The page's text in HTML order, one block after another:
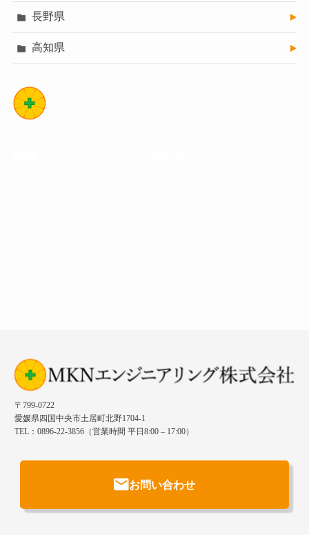
長野県
高知県
〒799-0722
愛媛県四国中央市土居町北野1704-1
TEL：0896-22-3856（営業時間 平日8:00 – 17:00）
お問い合わせ